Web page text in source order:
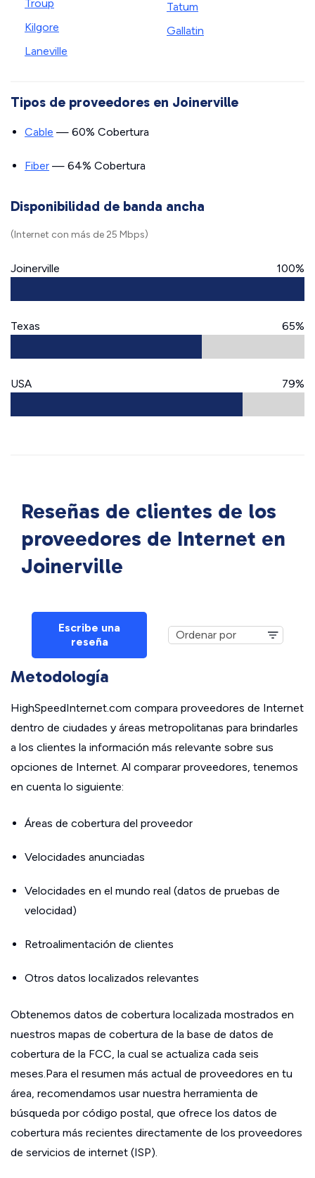
Troup
Kilgore
Laneville
Tatum
Gallatin
Tipos de proveedores en Joinerville
Cable — 60% Cobertura
Fiber — 64% Cobertura
Disponibilidad de banda ancha
(Internet con más de 25 Mbps)
Joinerville 100%
Texas 65%
USA 79%
Reseñas de clientes de los
proveedores de Internet en
Joinerville
Escribe una
reseña
Metodología
HighSpeedInternet.com compara proveedores de Internet
dentro de ciudades y áreas metropolitanas para brindarles
a los clientes la información más relevante sobre sus
opciones de Internet. Al comparar proveedores, tenemos
en cuenta lo siguiente:
Áreas de cobertura del proveedor
Velocidades anunciadas
Velocidades en el mundo real (datos de pruebas de
velocidad)
Retroalimentación de clientes
Otros datos localizados relevantes
Obtenemos datos de cobertura localizada mostrados en
nuestros mapas de cobertura de la base de datos de
cobertura de la FCC, la cual se actualiza cada seis
meses.Para el resumen más actual de proveedores en tu
área, recomendamos usar nuestra herramienta de
búsqueda por código postal, que ofrece los datos de
cobertura más recientes directamente de los proveedores
de servicios de internet (ISP).